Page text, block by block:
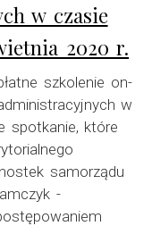
w czasie
2020 r.
szkolenie on-
w
spotkanie, które
samorządu
-